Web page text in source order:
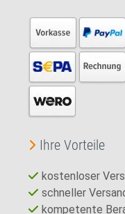
Ihre Vorteile
kostenloser
schneller
kompetente